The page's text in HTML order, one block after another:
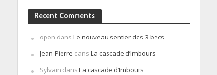
Recent Comments
opon dans Le nouveau sentier des 3 becs
Jean-Pierre dans La cascade d’Imbours
Sylvain dans La cascade d’Imbours